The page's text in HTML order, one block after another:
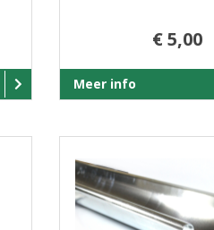
€ 5,00
Meer info